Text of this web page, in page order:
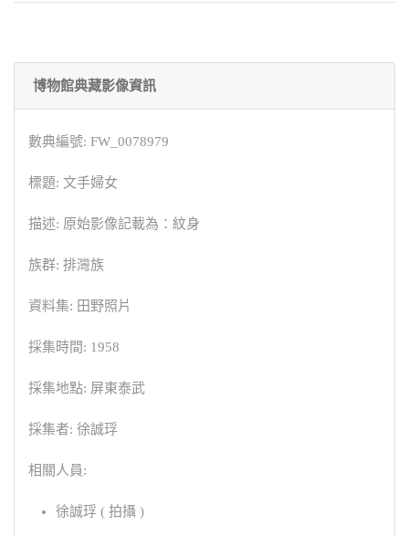
博物館典藏影像資訊
數典編號: FW_0078979
標題: 文手婦女
描述: 原始影像記載為：紋身
族群: 排灣族
資料集: 田野照片
採集時間: 1958
採集地點: 屏東泰武
採集者: 徐誠琈
相關人員:
徐誠琈 ( 拍攝 )